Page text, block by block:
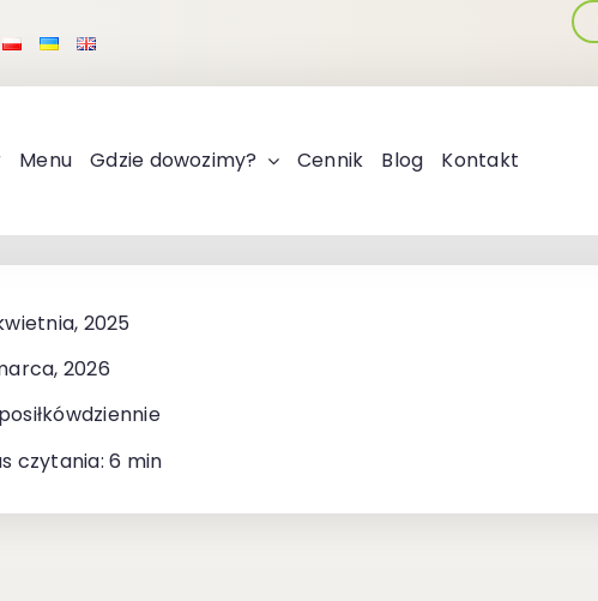
Menu Gdzie dowozimy? Cennik Blog Kontakt
2025
2026
czytania: 6 min